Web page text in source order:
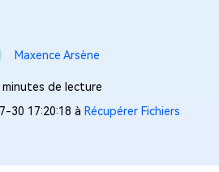
Maxence Arsène
minutes de lecture
30 17:20:18 à Récupérer Fichiers